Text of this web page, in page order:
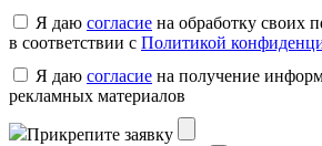
Я даю согласие на обработку своих
в соответствии с Политикой
Я даю согласие на получение
рекламных материалов
Прикрепите заявку